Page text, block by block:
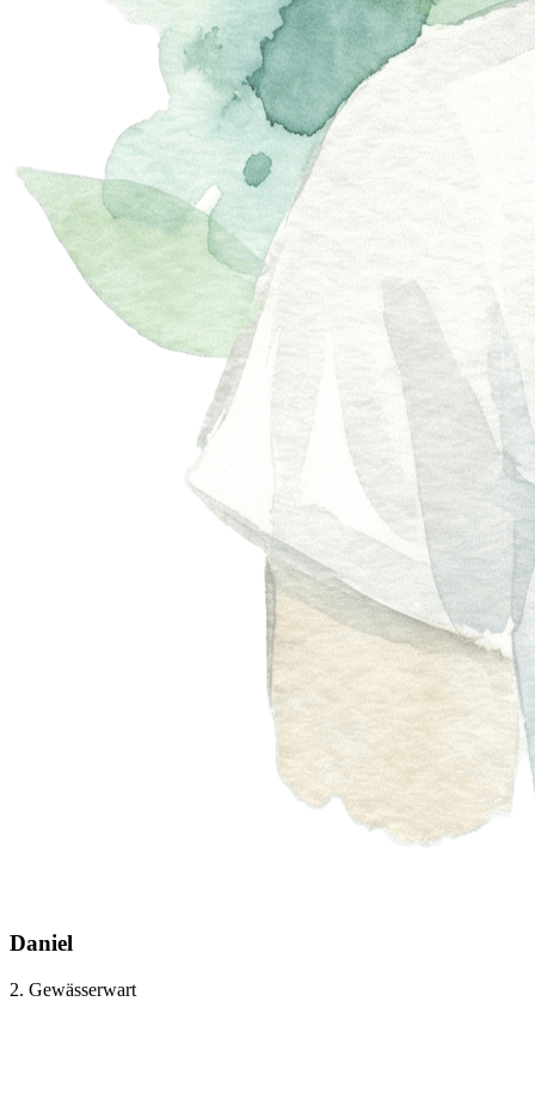
Daniel
2. Gewässerwart